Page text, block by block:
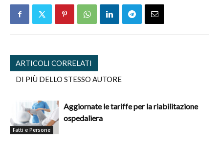
ARTICOLI CORRELATI
DI PIÙ DELLO STESSO AUTORE
Fatti e Persone
Aggiornate le tariffe per la riabilitazione
ospedaliera